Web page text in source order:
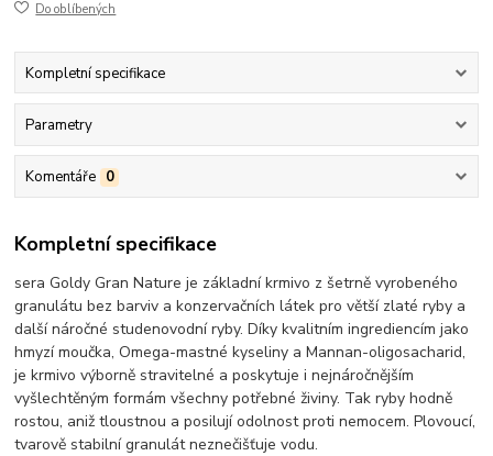
Do oblíbených
Kompletní specifikace
Parametry
Komentáře 0
Kompletní specifikace
sera Goldy Gran Nature je základní krmivo z šetrně vyrobeného
granulátu bez barviv a konzervačních látek pro větší zlaté ryby a
další náročné studenovodní ryby. Díky kvalitním ingrediencím jako
hmyzí moučka, Omega-mastné kyseliny a Mannan-oligosacharid,
je krmivo výborně stravitelné a poskytuje i nejnáročnějším
vyšlechtěným formám všechny potřebné živiny. Tak ryby hodně
rostou, aniž tloustnou a posilují odolnost proti nemocem. Plovoucí,
tvarově stabilní granulát neznečišťuje vodu.